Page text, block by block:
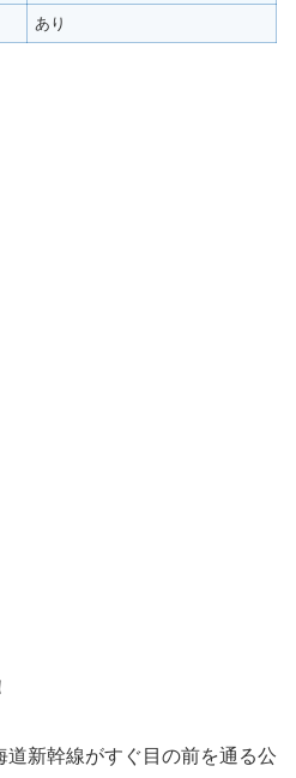
あり
新幹線がすぐ目の前を通る公